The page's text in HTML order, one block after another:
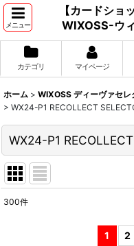
メニュー
【カードショ
WIXOSS-ウ
カテゴリ マイページ
ホーム > WIXOSS ディーヴァセ
> WX24-P1 RECOLLECT
WX24-P1
300件
1 2